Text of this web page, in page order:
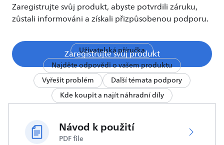
Zaregistrujte svůj produkt, abyste potvrdili záruku,
zůstali informováni a získali přizpůsobenou podporu.
Zaregistrujte svůj produkt
Uživatelská příručka
Najděte odpovědi o vašem produktu
Vyřešit problém
Další témata podpory
Kde koupit a najít náhradní díly
Návod k použití
PDF file